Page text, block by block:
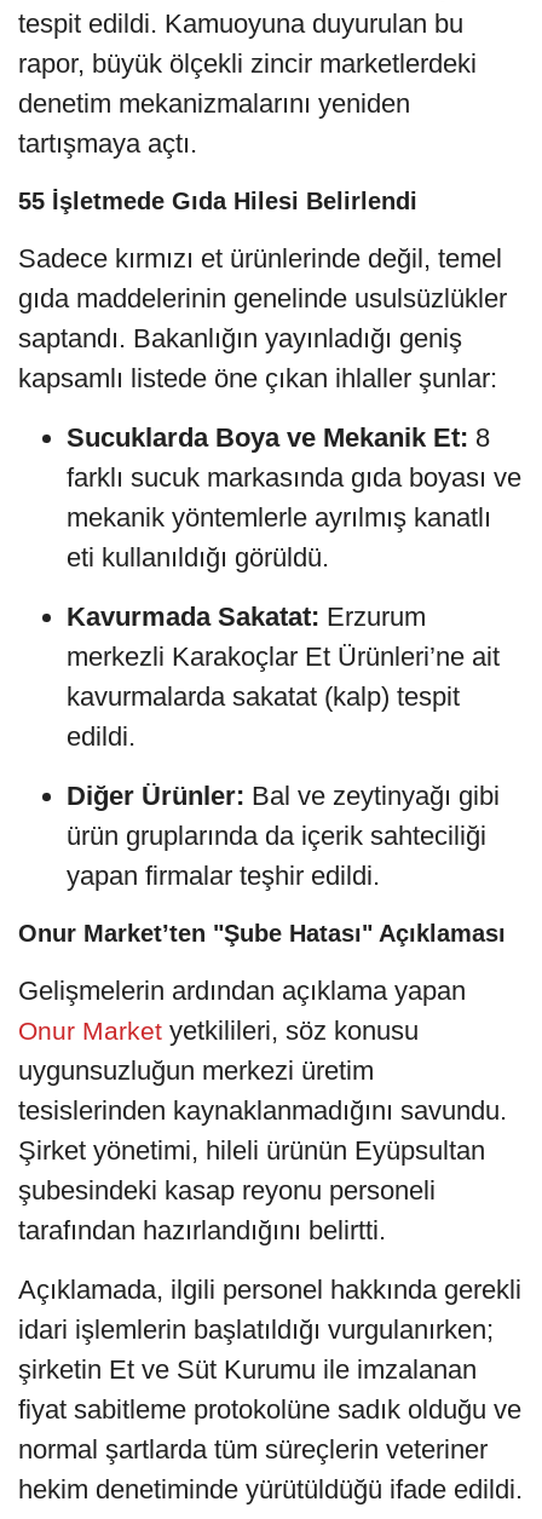
tespit edildi. Kamuoyuna duyurulan bu
rapor, büyük ölçekli zincir marketlerdeki
denetim mekanizmalarını yeniden
tartışmaya açtı.
55 İşletmede Gıda Hilesi Belirlendi
Sadece kırmızı et ürünlerinde değil, temel
gıda maddelerinin genelinde usulsüzlükler
saptandı. Bakanlığın yayınladığı geniş
kapsamlı listede öne çıkan ihlaller şunlar:
Sucuklarda Boya ve Mekanik Et: 8
farklı sucuk markasında gıda boyası ve
mekanik yöntemlerle ayrılmış kanatlı
eti kullanıldığı görüldü.
Kavurmada Sakatat: Erzurum
merkezli Karakoçlar Et Ürünleri’ne ait
kavurmalarda sakatat (kalp) tespit
edildi.
Diğer Ürünler: Bal ve zeytinyağı gibi
ürün gruplarında da içerik sahteciliği
yapan firmalar teşhir edildi.
Onur Market’ten "Şube Hatası" Açıklaması
Gelişmelerin ardından açıklama yapan
Onur Market yetkilileri, söz konusu
uygunsuzluğun merkezi üretim
tesislerinden kaynaklanmadığını savundu.
Şirket yönetimi, hileli ürünün Eyüpsultan
şubesindeki kasap reyonu personeli
tarafından hazırlandığını belirtti.
Açıklamada, ilgili personel hakkında gerekli
idari işlemlerin başlatıldığı vurgulanırken;
şirketin Et ve Süt Kurumu ile imzalanan
fiyat sabitleme protokolüne sadık olduğu ve
normal şartlarda tüm süreçlerin veteriner
hekim denetiminde yürütüldüğü ifade edildi.